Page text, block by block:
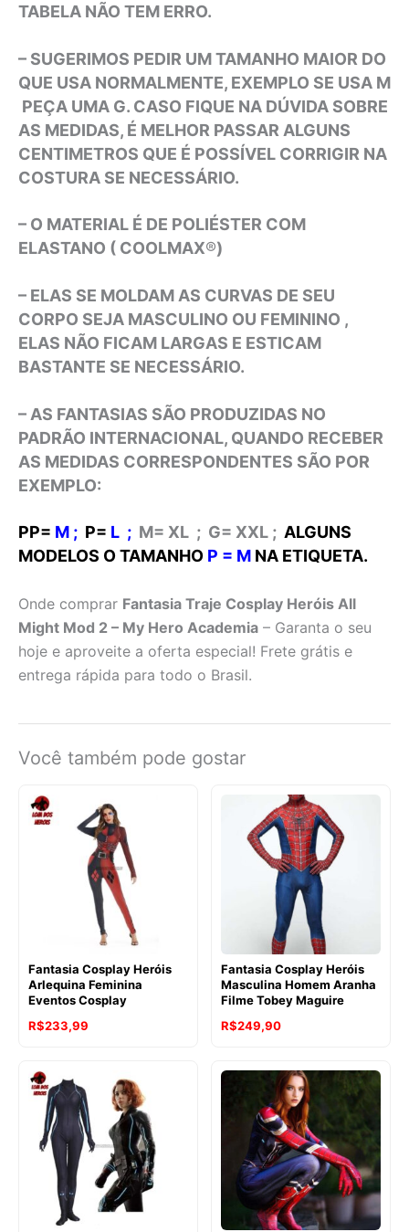
TABELA NÃO TEM ERRO.
– SUGERIMOS PEDIR UM TAMANHO MAIOR DO
QUE USA NORMALMENTE, EXEMPLO SE USA M
PEÇA UMA G. CASO FIQUE NA DÚVIDA SOBRE
AS MEDIDAS, É MELHOR PASSAR ALGUNS
CENTIMETROS QUE É POSSÍVEL CORRIGIR NA
COSTURA SE NECESSÁRIO.
– O MATERIAL É DE POLIÉSTER COM
ELASTANO ( COOLMAX®)
– ELAS SE MOLDAM AS CURVAS DE SEU
CORPO SEJA MASCULINO OU FEMININO ,
ELAS NÃO FICAM LARGAS E ESTICAM
BASTANTE SE NECESSÁRIO.
– AS FANTASIAS SÃO PRODUZIDAS NO
PADRÃO INTERNACIONAL, QUANDO RECEBER
AS MEDIDAS CORRESPONDENTES SÃO POR
EXEMPLO:
PP= M ; P= L ; M= XL ; G= XXL ; ALGUNS
MODELOS O TAMANHO P = M NA ETIQUETA.
Onde comprar Fantasia Traje Cosplay Heróis All
Might Mod 2 – My Hero Academia – Garanta o seu
hoje e aproveite a oferta especial! Frete grátis e
entrega rápida para todo o Brasil.
Você também pode gostar
Fantasia Cosplay Heróis
Arlequina Feminina
Eventos Cosplay
R$233,99
Fantasia Cosplay Heróis
Masculina Homem Aranha
Filme Tobey Maguire
R$249,90